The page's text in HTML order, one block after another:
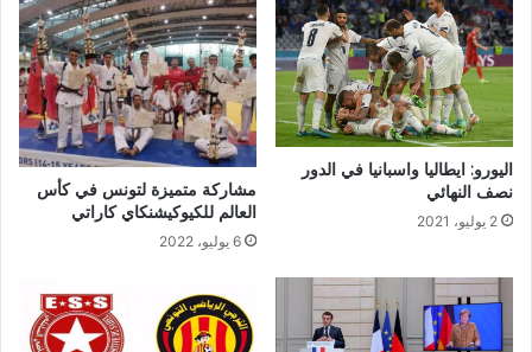
اليورو: ايطاليا واسبانيا في الدور
نصف النهائي
2 يوليو، 2021
مشاركة متميزة لتونس في كأس
العالم للكيوكيشنكاي كاراتي
6 يوليو، 2022